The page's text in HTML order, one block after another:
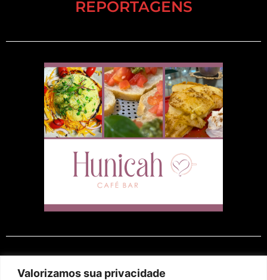
Valorizamos sua privacidade
REPORTAGENS
EM CARTAZ